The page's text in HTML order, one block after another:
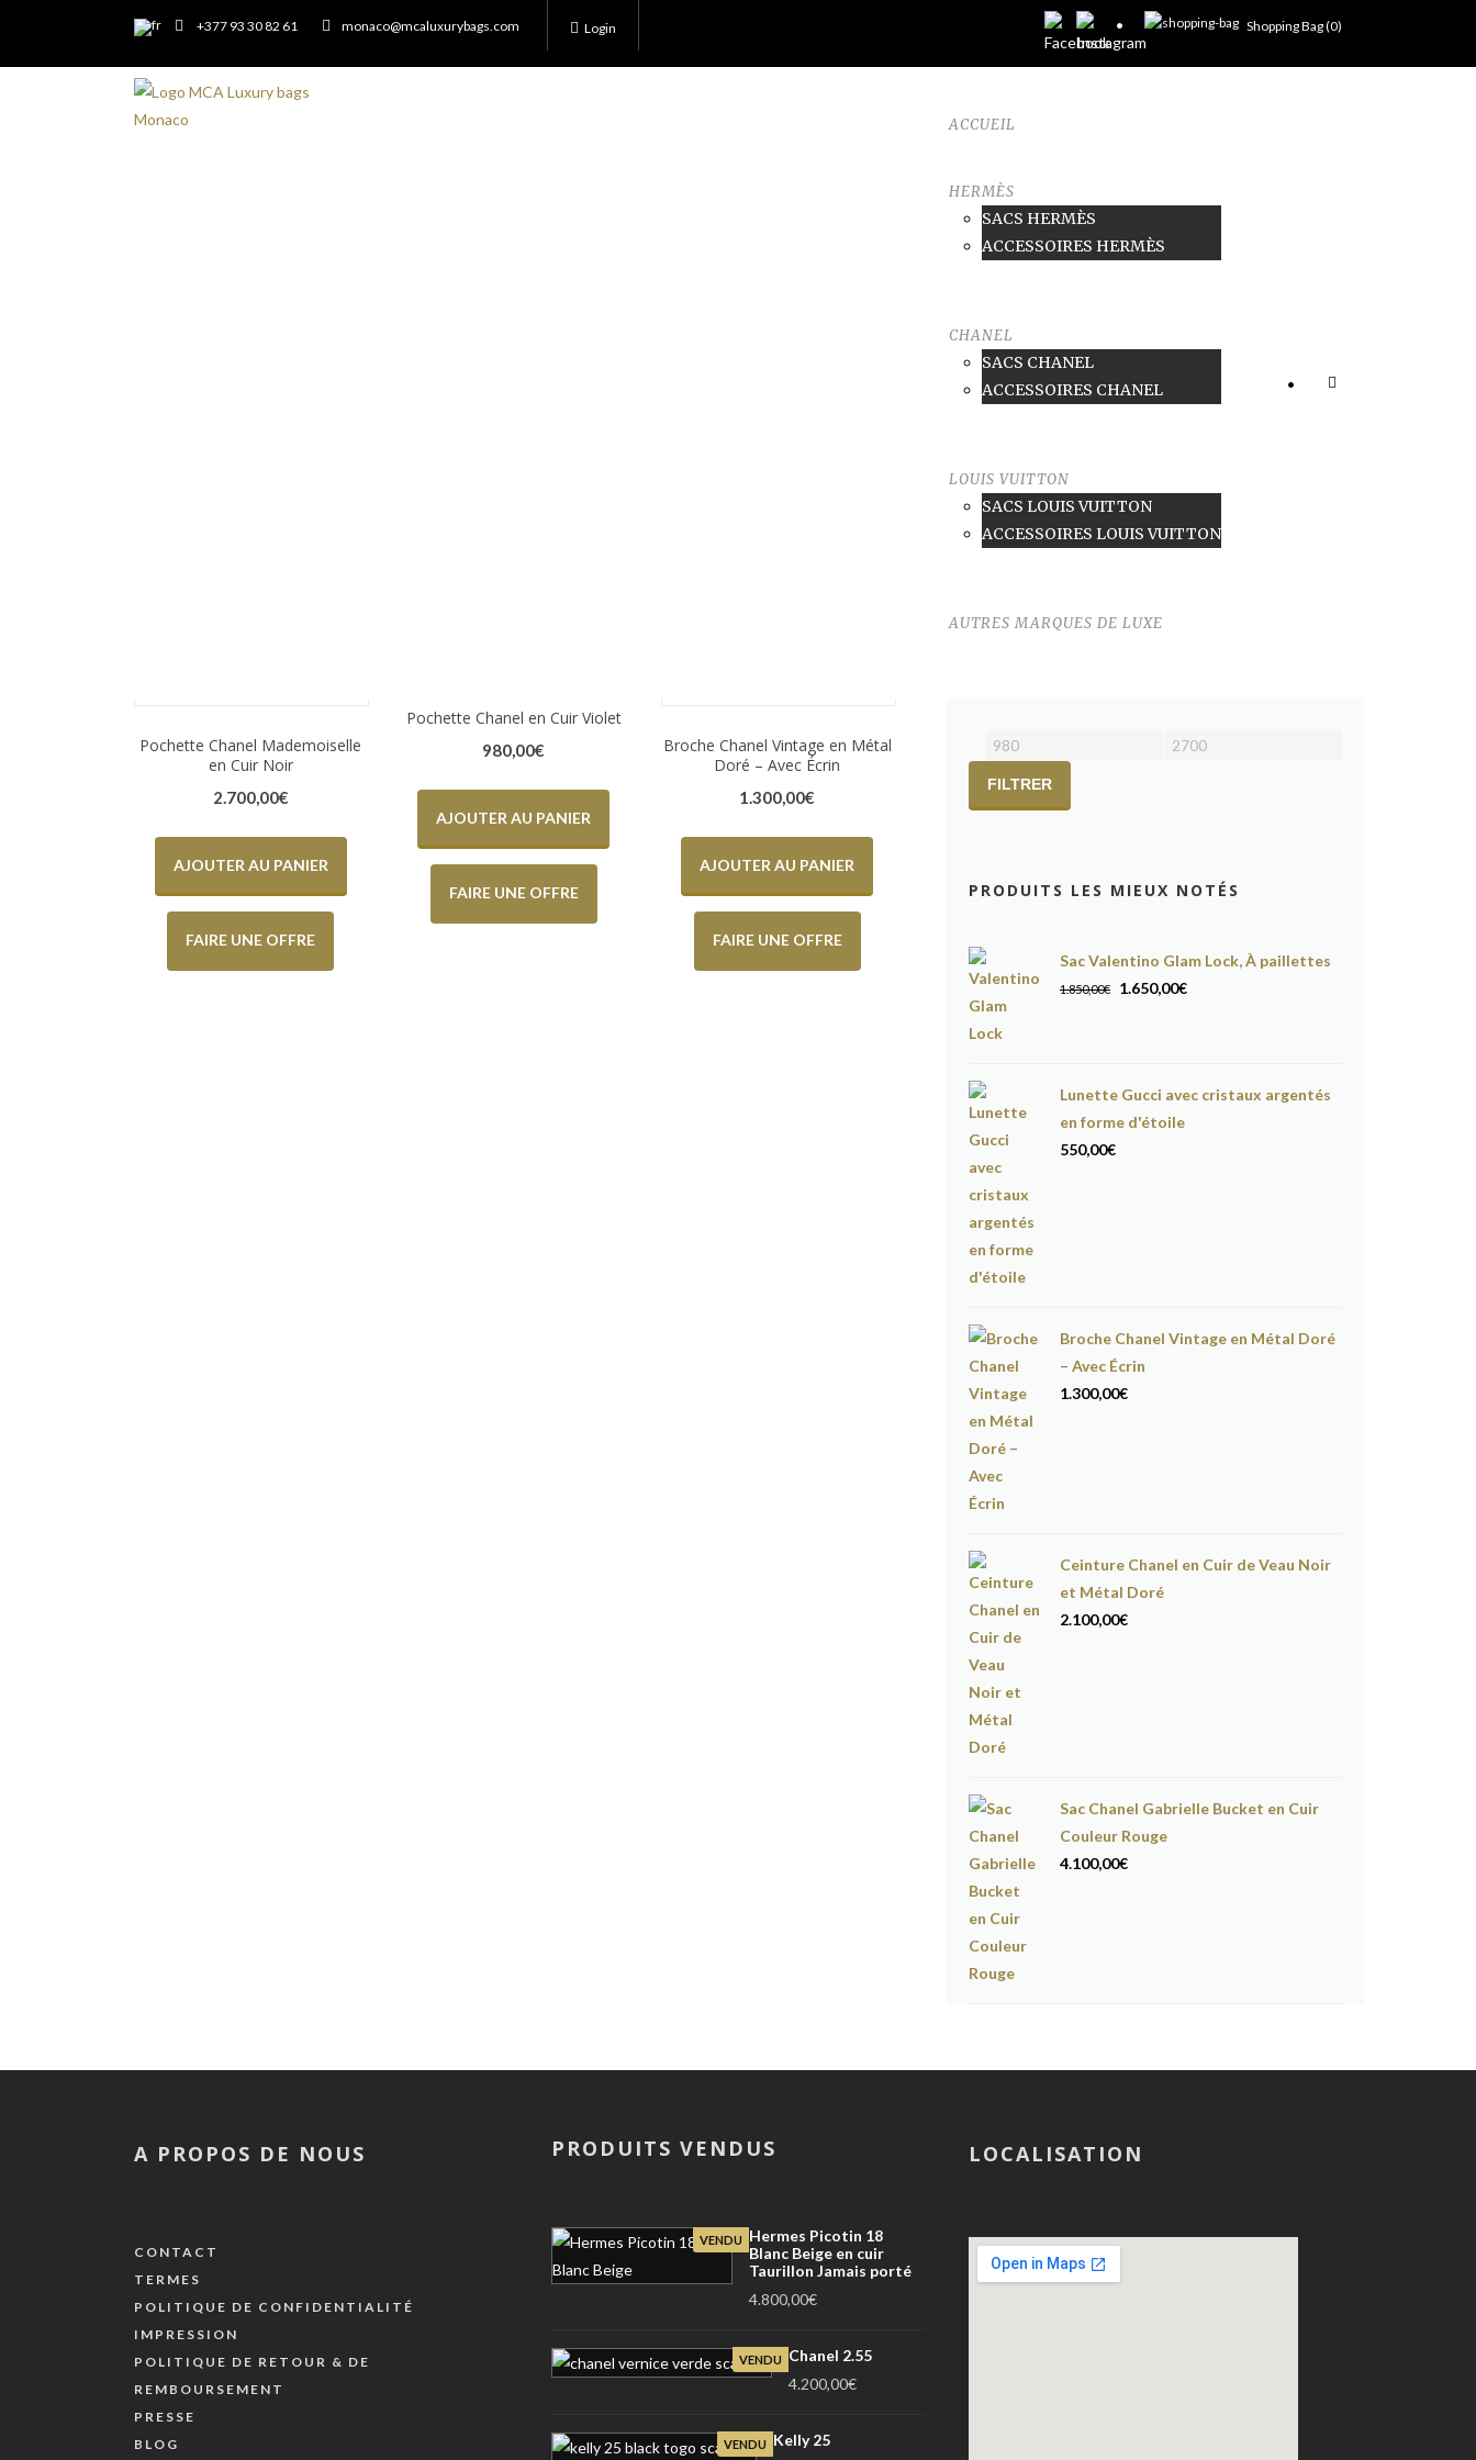
+377 93 30 82 61 monaco@mcaluxurybags.com Login Shopping Bag (0)
ACCUEIL
HERMÈS
SACS HERMÈS
ACCESSOIRES HERMÈS
CHANEL
SACS CHANEL
ACCESSOIRES CHANEL
LOUIS VUITTON
SACS LOUIS VUITTON
ACCESSOIRES LOUIS VUITTON
AUTRES MARQUES DE LUXE
•
Pochette Chanel Mademoiselle
en Cuir Noir
2.700,00€
AJOUTER AU PANIER
FAIRE UNE OFFRE
Pochette Chanel en Cuir Violet
980,00€
AJOUTER AU PANIER
FAIRE UNE OFFRE
Broche Chanel Vintage en Métal
Doré – Avec Écrin
1.300,00€
AJOUTER AU PANIER
FAIRE UNE OFFRE
CATÉGORIES DE PRODUIT
Prix
min
Prix
FILTRER
PRODUITS LES MIEUX NOTÉS
Sac Valentino Glam Lock, À paillettes
1.850,00€
Le
1.850,00€.
1.650,00€Le
1.650,00€.
Lunette Gucci avec cristaux argentés
en forme d'étoile
550,00€
Broche Chanel Vintage en Métal Doré
– Avec Écrin
1.300,00€
Ceinture Chanel en Cuir de Veau Noir
et Métal Doré
2.100,00€
Sac Chanel Gabrielle Bucket en Cuir
Couleur Rouge
4.100,00€
A PROPOS DE NOUS
CONTACT
TERMES
POLITIQUE DE CONFIDENTIALITÉ
IMPRESSION
POLITIQUE DE RETOUR & DE
REMBOURSEMENT
PRESSE
BLOG
PRODUITS VENDUS
VENDU
Hermes Picotin 18
Blanc Beige en cuir
Taurillon Jamais porté
4.800,00€
VENDU
Chanel 2.55
4.200,00€
VENDU
Kelly 25
LOCALISATION